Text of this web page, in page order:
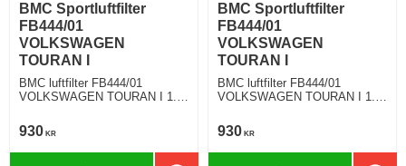
BMC Sportluftfilter
FB444/01
VOLKSWAGEN
TOURAN I
BMC luftfilter FB444/01
VOLKSWAGEN TOURAN I 1.4
930 KR
BMC Sportluftfilter
FB444/01
VOLKSWAGEN
TOURAN I
BMC luftfilter FB444/01
VOLKSWAGEN TOURAN I 1.4
930 KR